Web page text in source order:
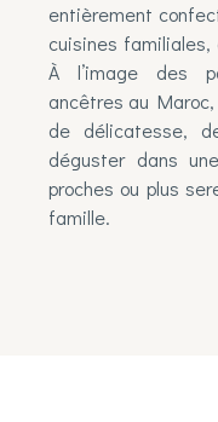
entièrement
cuisines familiales,
À l’image des
ancêtres au
de délicatesse,
déguster dans
proches ou plus
famille.